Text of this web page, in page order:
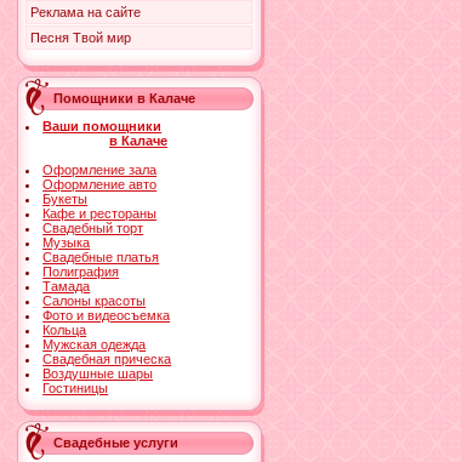
Реклама на сайте
Песня Твой мир
Помощники в Калаче
Ваши помощники
в Калаче
Оформление зала
Оформление авто
Букеты
Кафе и рестораны
Свадебный торт
Музыка
Свадебные платья
Полиграфия
Тамада
Салоны красоты
Фото и видеосъемка
Кольца
Мужская одежда
Свадебная прическа
Воздушные шары
Гостиницы
Свадебные услуги